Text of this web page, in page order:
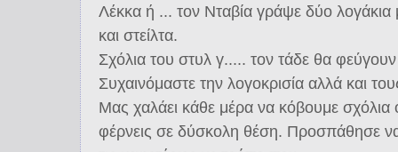
Λέκκα ή ... τον Νταβία γράψε δύο λογάκια
και στείλτα.
Σχόλια του στυλ γ..... τον τάδε θα φεύγουν
Συχαινόμαστε την λογοκρισία αλλά και
Μας χαλάει κάθε μέρα να κόβουμε
φέρνεις σε δύσκολη θέση. Προσπάθησε